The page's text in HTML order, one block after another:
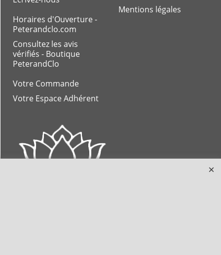
Mentions légales
Horaires d'Ouverture -
Peterandclo.com
Consultez les avis
vérifiés - Boutique
PeterandClo
Votre Commande
Votre Espace Adhérent